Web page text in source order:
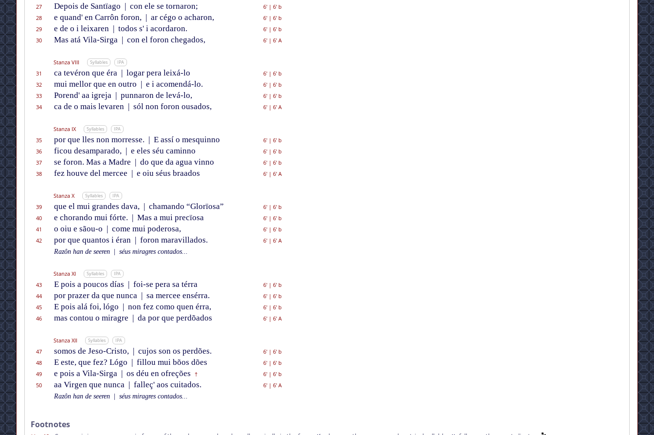
27 Depois de Santïago | con ele se tornaron; 6'| 6' b
28
e quand' en Carrôn foron, | ar cégo o acharon, 6'| 6' b
29
e de o i leixaren | todos s' i acordaron. 6'| 6' b
30
Mas atá Vila-Sirga | con el foron chegados, 6'| 6' A
Stanza VIII Syllables IPA
31 ca tevéron que éra | logar pera leixá-lo 6'| 6' b
32
mui mellor que en outro | e i acomendá-lo. 6'| 6' b
33
Porend' aa igreja | punnaron de levá-lo, 6'| 6' b
34
ca de o mais levaren | sól non foron ousados, 6'| 6' A
Stanza IX Syllables IPA
35 por que lles non morresse. | E assí o mesquinno 6'| 6' b
36
ficou desamparado, | e eles séu caminno 6'| 6' b
37
se foron. Mas a Madre | do que da agua vinno 6'| 6' b
38
fez houve del mercee | e oiu séus braados 6'| 6' A
Stanza X Syllables IPA
39 que el mui grandes dava, | chamando “Glorïosa” 6'| 6' b
40
e chorando mui fórte. | Mas a mui precïosa 6'| 6' b
41
o oiu e sãou-o | come mui poderosa, 6'| 6' b
42
por que quantos i éran | foron maravillados. 6'| 6' A
Razôn han de seeren
séus miragres contados...
Stanza XI Syllables IPA
43 E pois a poucos días | foi-se pera sa térra 6'| 6' b
44
por prazer da que nunca | sa mercee ensérra. 6'| 6' b
45
E pois alá foi, lógo | non fez como quen érra, 6'| 6' b
46
mas contou o miragre | da por que perdõados 6'| 6' A
Stanza XII Syllables IPA
47 somos de Jeso-Cristo, | cujos son os perdões. 6'| 6' b
48
E este, que fez? Lógo | fillou mui bõos dões 6'| 6' b
49
e pois a Vila-Sirga | os déu en ofreções † 6'| 6' b
50
aa Virgen que nunca | falleç' aos cuitados. 6'| 6' A
Razôn han de seeren
séus miragres contados...
Footnotes